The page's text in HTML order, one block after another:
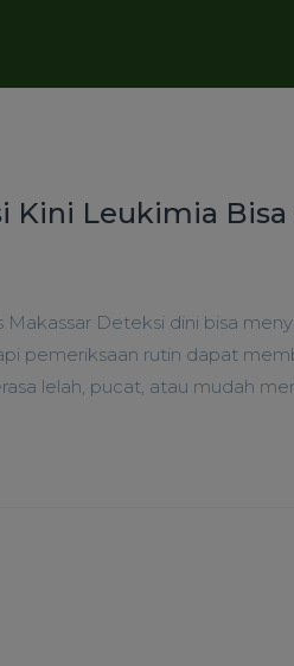
Kini Leukimia Bisa
Makassar Deteksi dini bisa
pemeriksaan rutin dapat
lelah, pucat, atau mudah